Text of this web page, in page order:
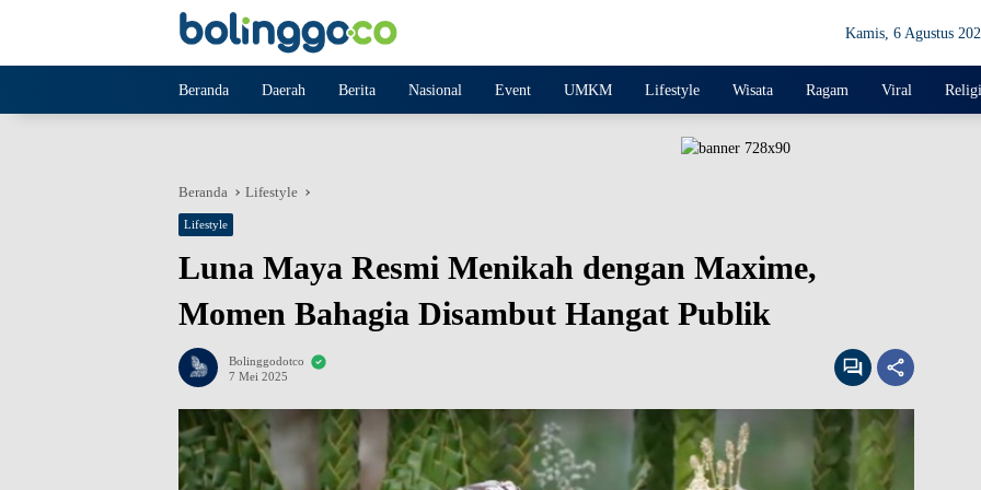
Kamis, 6 Agustus
Beranda Daerah Berita Nasional Event UMKM Lifestyle Wisata Ragam Viral Religi
Beranda Lifestyle
Lifestyle
Luna Maya Resmi Menikah dengan Maxime,
Momen Bahagia Disambut Hangat Publik
Bolinggodotco
7 Mei 2025